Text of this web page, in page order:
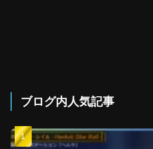
ブログ内人気記事